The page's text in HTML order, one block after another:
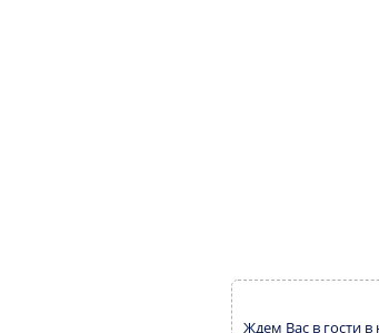
Ждем Вас в гости